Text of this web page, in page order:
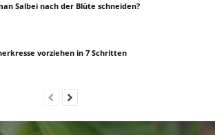
Salbei nach der Blüte schneiden?
vorziehen in 7 Schritten